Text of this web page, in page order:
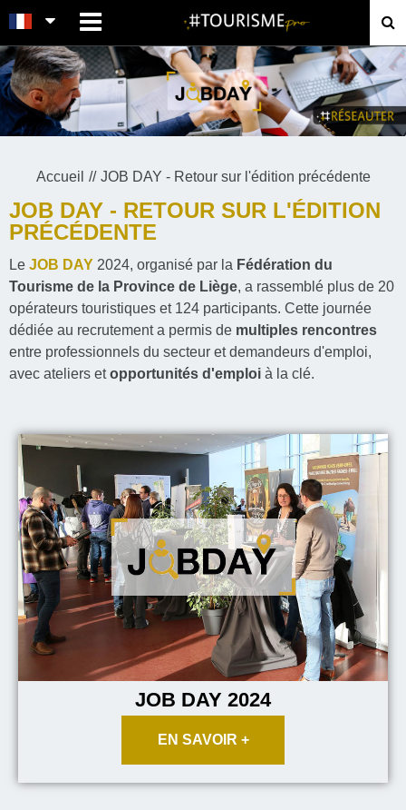
Accueil JOB DAY - Retour sur l'édition précédente
JOB DAY - RETOUR SUR L'ÉDITION
PRÉCÉDENTE
Le JOB DAY 2024, organisé par la Fédération du
Tourisme de la Province de Liège, a rassemblé plus de 20
opérateurs touristiques et 124 participants. Cette journée
dédiée au recrutement a permis de multiples rencontres
entre professionnels du secteur et demandeurs d'emploi,
avec ateliers etopportunités d'emploi à la clé.
JOB DAY 2024